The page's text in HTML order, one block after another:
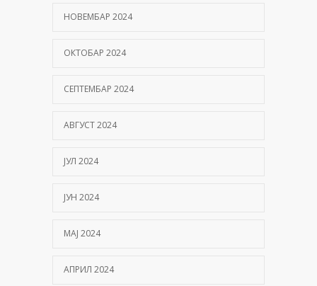
НОВЕМБАР 2024
ОКТОБАР 2024
СЕПТЕМБАР 2024
АВГУСТ 2024
ЈУЛ 2024
ЈУН 2024
МАЈ 2024
АПРИЛ 2024